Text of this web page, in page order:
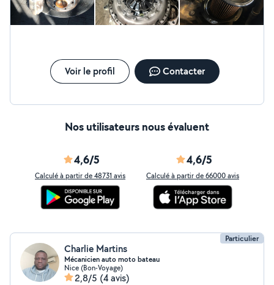
Voir le profil Contacter
Nos utilisateurs nous évaluent
4,6/5
Calculé à partir de 48731 avis
4,6/5
Calculé à partir de 66000 avis
Particulier
Charlie Martins
Mécanicien auto moto bateau
Nice (Bon-Voyage)
2,8/5 (4 avis)